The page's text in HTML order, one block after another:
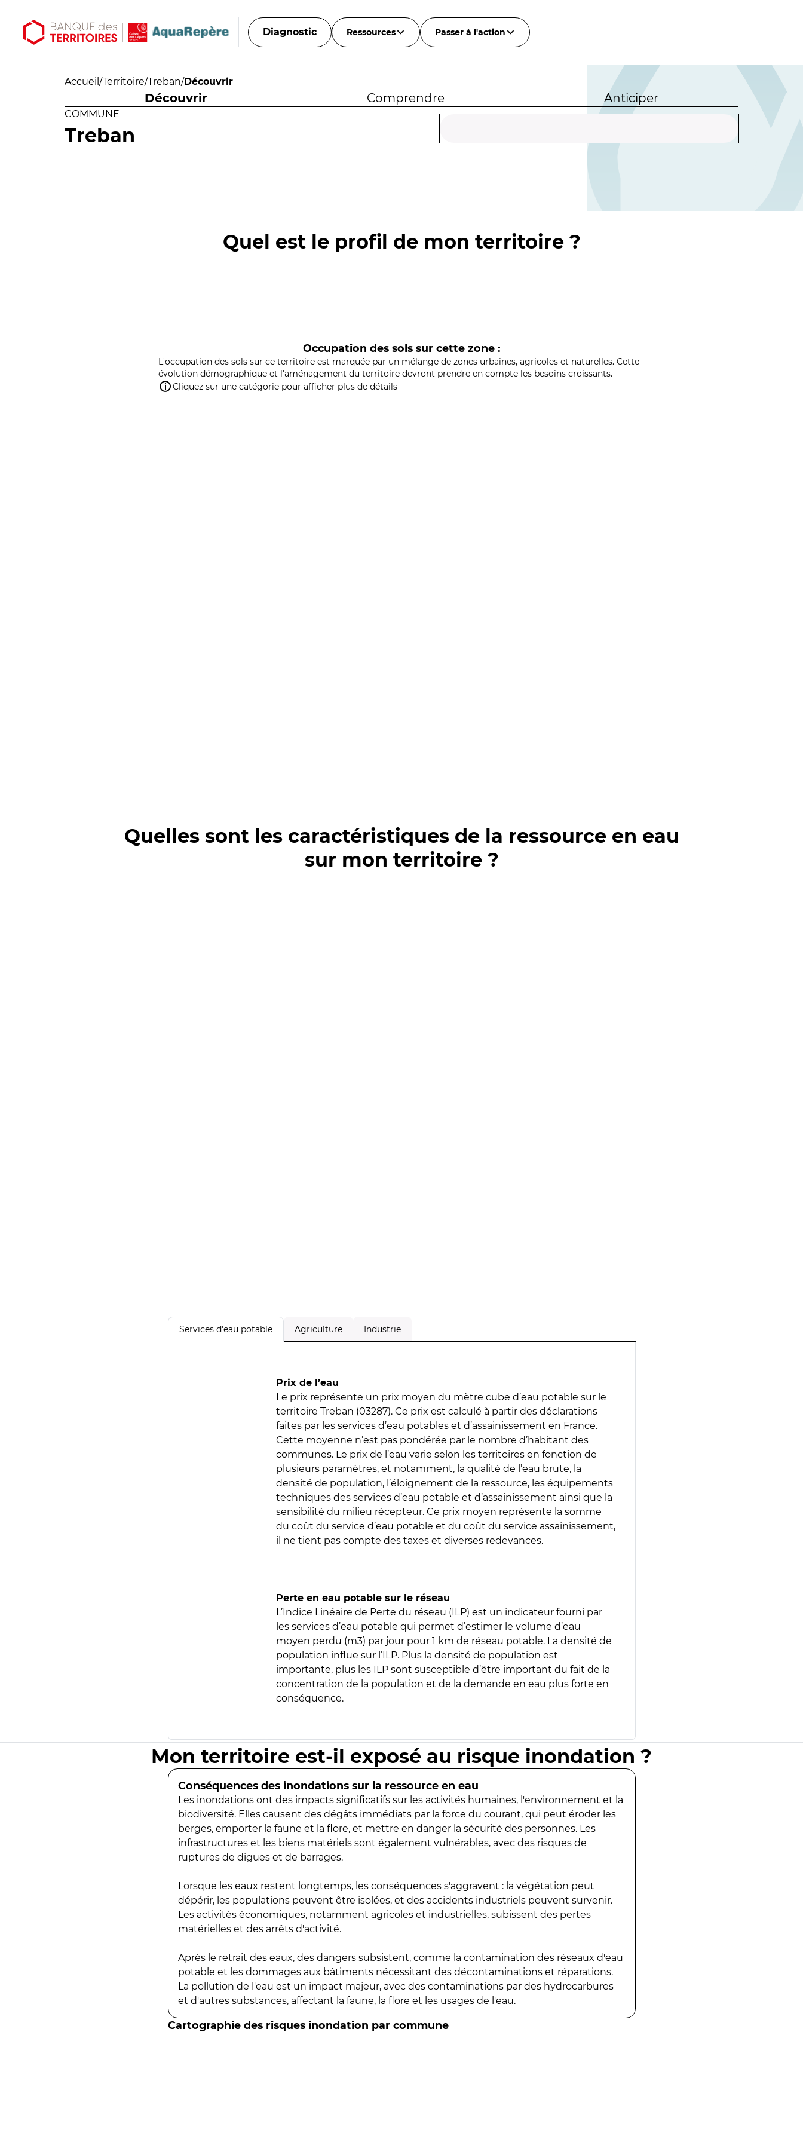
Diagnostic Ressources Passer à l'action
Accueil /Territoire/Treban/Découvrir
Découvrir Comprendre Anticiper
COMMUNE
Treban
Quel est le profil de mon territoire ?
Occupation des sols sur cette zone :
L'occupation des sols sur ce territoire est marquée par un mélange de zones urbaines, agricoles et naturelles. Cette
évolution démographique et l'aménagement du territoire devront prendre en compte les besoins croissants.
Cliquez sur une catégorie pour afficher plus de détails
Quelles sont les caractéristiques de la ressource en eau
sur mon territoire ?
Services d'eau potable Agriculture Industrie
Prix de l’eau
Le prix représente un prix moyen du mètre cube d’eau potable sur le
territoire Treban (03287). Ce prix est calculé à partir des déclarations
faites par les services d’eau potables et d’assainissement en France.
Cette moyenne n’est pas pondérée par le nombre d’habitant des
communes. Le prix de l’eau varie selon les territoires en fonction de
plusieurs paramètres, et notamment, la qualité de l’eau brute, la
densité de population, l’éloignement de la ressource, les équipements
techniques des services d’eau potable et d’assainissement ainsi que la
sensibilité du milieu récepteur. Ce prix moyen représente la somme
du coût du service d’eau potable et du coût du service assainissement,
il ne tient pas compte des taxes et diverses redevances.
Perte en eau potable sur le réseau
L’Indice Linéaire de Perte du réseau (ILP) est un indicateur fourni par
les services d’eau potable qui permet d’estimer le volume d’eau
moyen perdu (m3) par jour pour 1 km de réseau potable. La densité de
population influe sur l’ILP. Plus la densité de population est
importante, plus les ILP sont susceptible d’être important du fait de la
concentration de la population et de la demande en eau plus forte en
conséquence.
Mon territoire est-il exposé au risque inondation ?
Conséquences des inondations sur la ressource en eau
Les inondations ont des impacts significatifs sur les activités humaines, l'environnement et la
biodiversité. Elles causent des dégâts immédiats par la force du courant, qui peut éroder les
berges, emporter la faune et la flore, et mettre en danger la sécurité des personnes. Les
infrastructures et les biens matériels sont également vulnérables, avec des risques de
ruptures de digues et de barrages.
Lorsque les eaux restent longtemps, les conséquences s'aggravent : la végétation peut
dépérir, les populations peuvent être isolées, et des accidents industriels peuvent survenir.
Les activités économiques, notamment agricoles et industrielles, subissent des pertes
matérielles et des arrêts d'activité.
Après le retrait des eaux, des dangers subsistent, comme la contamination des réseaux d'eau
potable et les dommages aux bâtiments nécessitant des décontaminations et réparations.
La pollution de l'eau est un impact majeur, avec des contaminations par des hydrocarbures
et d'autres substances, affectant la faune, la flore et les usages de l'eau.
Cartographie des risques inondation par commune